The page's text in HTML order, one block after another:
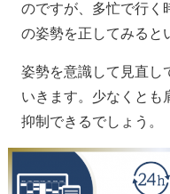
のですが、多忙で行く
の姿勢を正してみると
姿勢を意識して見直し
いきます。少なくとも
抑制できるでしょう。